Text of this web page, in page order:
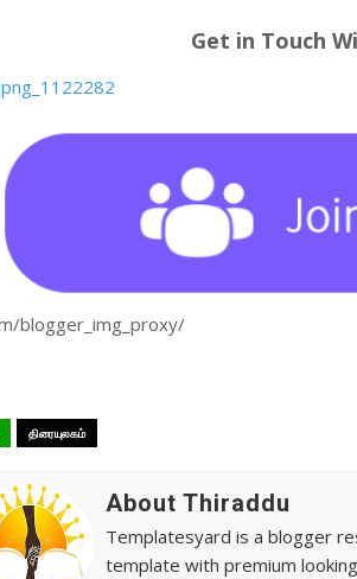
Get in Touch
திரையுலகம்
About Thiraddu
Templatesyard is a blogger
template with premium